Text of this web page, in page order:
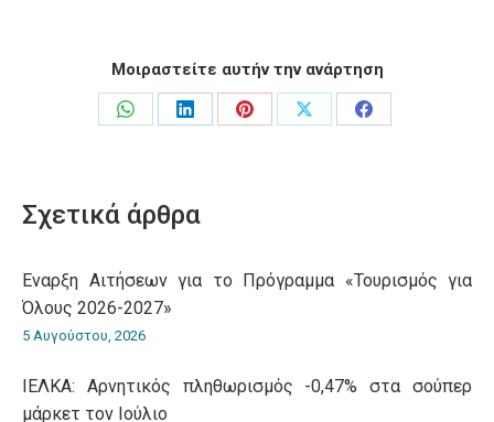
Μοιραστείτε αυτήν την ανάρτηση
Share
Share
Share
Share
Share
Σχετικά άρθρα
Έναρξη Αιτήσεων για το Πρόγραμμα «Τουρισμός για
Όλους 2026-2027»
5 Αυγούστου, 2026
ΙΕΛΚΑ: Αρνητικός πληθωρισμός -0,47% στα σούπερ
μάρκετ τον Ιούλιο